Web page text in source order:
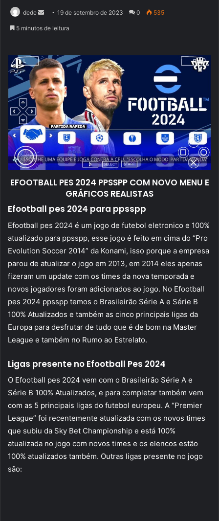
dede
Mande19 de setembro de 2023 0 535
5 minutos de leitura
EFOOTBALL PES 2024 PPSSPP COM NOVO MENU E
GRÁFICOS REALISTAS
Efootball pes 2024 para ppsspp
Efootball pes 2024 é um jogo de futebol eletronico e 100%
atualizado para ppsspp, esse jogo é feito em cima do “Pro
Evolution Soccer 2014” da Konami, isso porque a empresa
parou de atualizar o jogo em 2013, em 2014 eles apenas
fizeram um update com os times da nova temporada e
novos jogadores foram adicionados ao jogo. No Efootball
pes 2024 ppsspp temos o Brasileirão Série A e Série B
100% Atualizados e também as cinco principais ligas da
Europa para desfrutar de tudo que é de bom na Master
League e também no Rumo ao Estrelato.
Ligas presente no Efootball Pes 2024
O Efootball pes 2024 vem com o Brasileirão Série A e
Série B 100% Atualizados, e para completar também vem
com as 5 principais ligas do futebol europeu. A “Premier
League” foi recentemente atualizada com os novos times
que subiu da Sky Bet Championship e está 100%
atualizada no jogo com novos times e os elencos estão
100% atualizados também. Outras ligas presente no jogo
são: